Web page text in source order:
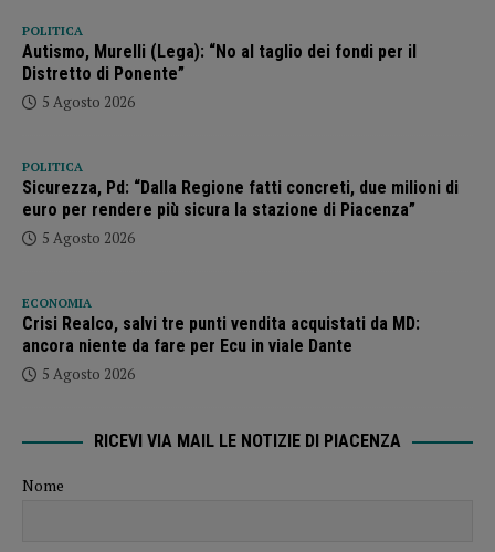
POLITICA
Autismo, Murelli (Lega): “No al taglio dei fondi per il
Distretto di Ponente”
5 Agosto 2026
POLITICA
Sicurezza, Pd: “Dalla Regione fatti concreti, due milioni di
euro per rendere più sicura la stazione di Piacenza”
5 Agosto 2026
ECONOMIA
Crisi Realco, salvi tre punti vendita acquistati da MD:
ancora niente da fare per Ecu in viale Dante
5 Agosto 2026
RICEVI VIA MAIL LE NOTIZIE DI PIACENZA
Nome